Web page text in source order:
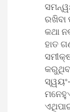
ରଖିବା
କଥା
ହାତ